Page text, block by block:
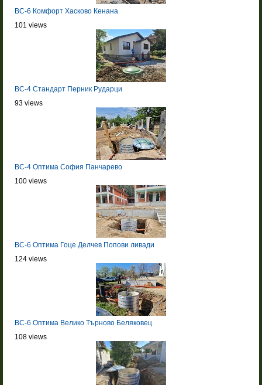
BC-6 Комфорт Хасково Кенана
101 views
BC-4 Стандарт Перник Рударци
93 views
BC-4 Оптима София Панчарево
100 views
BC-6 Оптима Гоце Делчев Попови ливади
124 views
BC-6 Оптима Велико Търново Беляковец
108 views